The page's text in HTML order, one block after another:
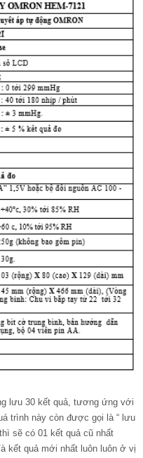
30 kết quả, tương ứng với
trình này còn được gọi là “ lưu
sẽ có 01 kết quả cũ nhất
kết quả mới nhất luôn luôn ở vị